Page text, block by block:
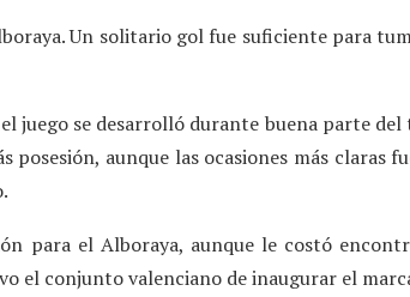
Un solitario gol fue suficiente para
juego se desarrolló durante buena parte del
aunque las ocasiones más claras
para el Alboraya, aunque le costó
el conjunto valenciano de inaugurar el